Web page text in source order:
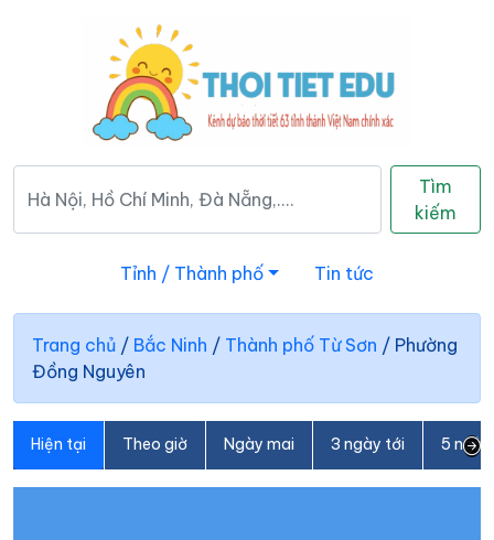
Tìm
kiếm
Tỉnh / Thành phố Tin tức
Trang chủ / Bắc Ninh / Thành phố Từ Sơn / Phường
Đồng Nguyên
Hiện tại Theo giờ Ngày mai 3 ngày tới 5